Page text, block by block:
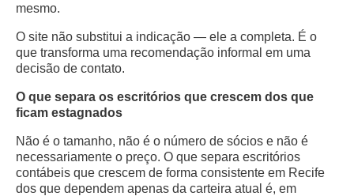
mesmo.
O site não substitui a indicação — ele a completa. É o
que transforma uma recomendação informal em uma
decisão de contato.
O que separa os escritórios que crescem dos que
ficam estagnados
Não é o tamanho, não é o número de sócios e não é
necessariamente o preço. O que separa escritórios
contábeis que crescem de forma consistente em Recife
dos que dependem apenas da carteira atual é, em